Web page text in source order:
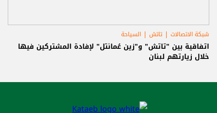
شبكة الاتصالات تاتش السياحة
اتفاقية بين "تاتش" و"زين عُمانتل" لإفادة المشتركين فيها
خلال زيارتهم لبنان